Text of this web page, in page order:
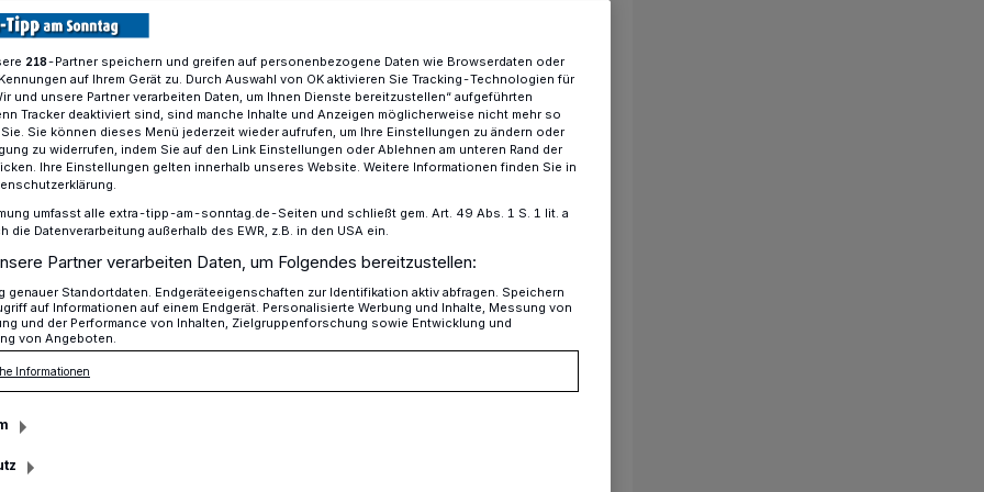
am Schacht Gerdt
Schacht Gerdt
hat sich gelohnt: Der Weg für das neue
Schacht Gerdt in Baerl ist nach
218-Partner speichern und greifen auf personenbezogene Daten wie Browserdaten oder
auf Ihrem Gerät zu. Durch Auswahl von OK aktivieren Sie Tracking-Technologien für
und unsere Partner verarbeiten Daten, um Ihnen Dienste bereitzustellen“ aufgeführten
Tracker deaktiviert sind, sind manche Inhalte und Anzeigen möglicherweise nicht mehr so
Sie können dieses Menü jederzeit wieder aufrufen, um Ihre Einstellungen zu ändern oder
zu widerrufen, indem Sie auf den Link Einstellungen oder Ablehnen am unteren Rand der
Ihre Einstellungen gelten innerhalb unseres Website. Weitere Informationen finden Sie in
umfasst alle extra-tipp-am-sonntag.de-Seiten und schließt gem. Art. 49 Abs. 1 S. 1 lit. a
die Datenverarbeitung außerhalb des EWR, z.B. in den USA ein.
Partner verarbeiten Daten, um Folgendes bereitzustellen:
genauer Standortdaten. Endgeräteeigenschaften zur Identifikation aktiv abfragen. Speichern
auf Informationen auf einem Endgerät. Personalisierte Werbung und Inhalte, Messung von
und der Performance von Inhalten, Zielgruppenforschung sowie Entwicklung und
von Angeboten.
Informationen